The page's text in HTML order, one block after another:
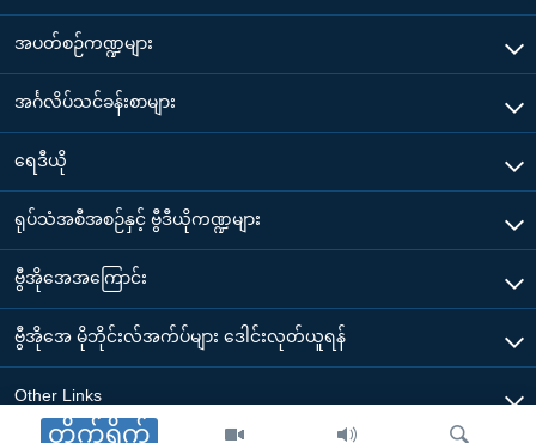
တိုက်ရိုက်
အပတ်စဉ်ကဏ္ဍများ
အင်္ဂလိပ်သင်ခန်းစာများ
ရေဒီယို
ရုပ်သံအစီအစဉ်နှင့် ဗွီဒီယိုကဏ္ဍများ
ဗွီအိုအေအကြောင်း
ဗွီအိုအေ မိုဘိုင်းလ်အက်ပ်များ ဒေါင်းလုတ်ယူရန်
Other Links